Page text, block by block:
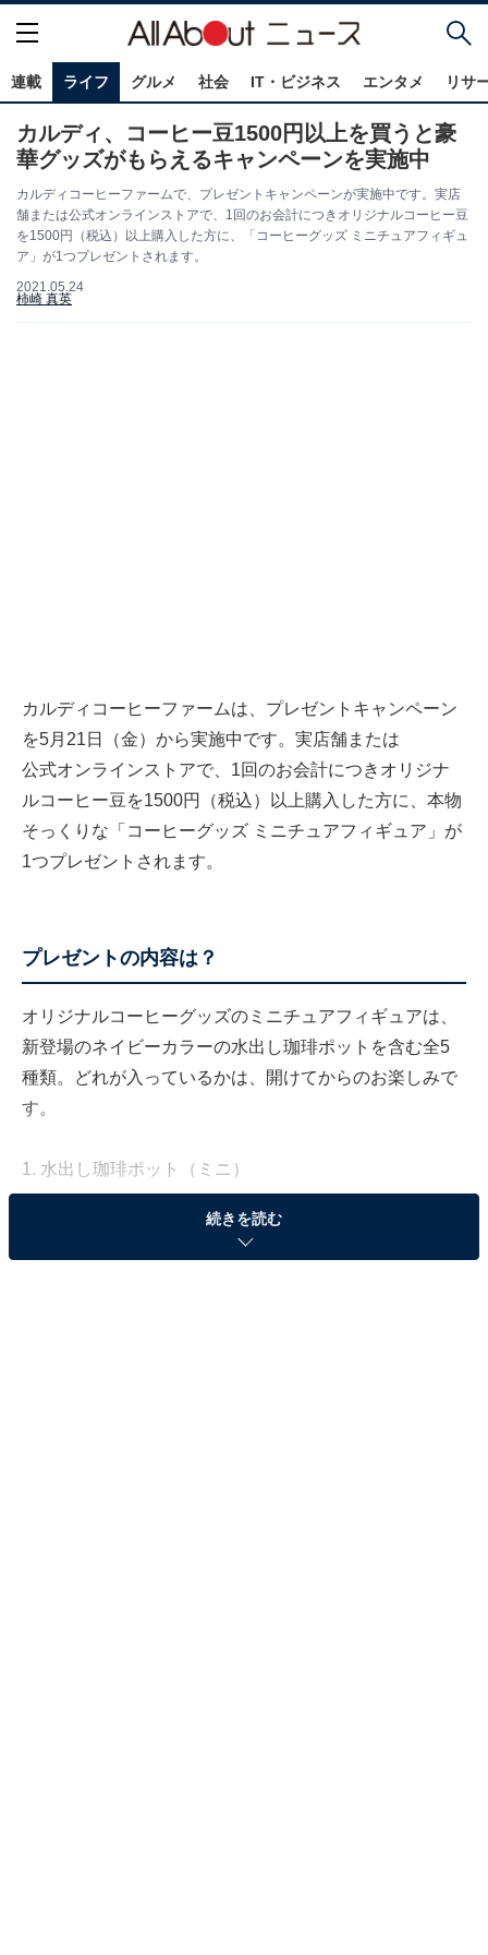
連載 ライフ グルメ 社会 IT・ビジネス エンタメ リサ
カルディ、コーヒー豆1500円以上を買うと豪
華グッズがもらえるキャンペーンを実施中
カルディコーヒーファームで、プレゼントキャンペーンが実施中です。実店
舗または公式オンラインストアで、1回のお会計につきオリジナルコーヒー豆
を1500円（税込）以上購入した方に、「コーヒーグッズ ミニチュアフィギュ
ア」が1つプレゼントされます。
2021.05.24
柿崎 真英
カルディコーヒーファームは、プレゼントキャンペーン
を5月21日（金）から実施中です。実店舗または
公式オンラインストアで、1回のお会計につきオリジナ
ルコーヒー豆を1500円（税込）以上購入した方に、本物
そっくりな「コーヒーグッズ ミニチュアフィギュア」が
1つプレゼントされます。
プレゼントの内容は？
オリジナルコーヒーグッズのミニチュアフィギュアは、
新登場のネイビーカラーの水出し珈琲ポットを含む全5
種類。どれが入っているかは、開けてからのお楽しみで
す。
1. 水出し珈琲ポット（ミニ）
続きを読む